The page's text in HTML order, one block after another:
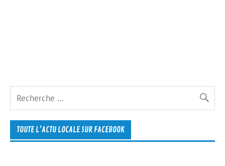
TOUTE L’ACTU LOCALE SUR FACEBOOK